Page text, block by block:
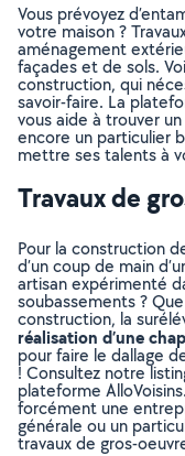
Vous prévoyez
votre maison ?
aménagement
façades et de sols.
construction, qui
savoir-faire. La
vous aide à trouver
encore un particulier
mettre ses talents à
Travaux de
Pour la construction
d’un coup de main
artisan expérimenté
soubassements ?
construction, la
réalisation d’une
pour faire le dallage
! Consultez notre
plateforme
forcément une
générale ou un
travaux de gros-